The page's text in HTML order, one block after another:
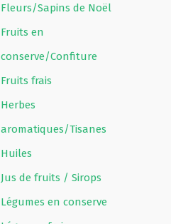
Fleurs/Sapins de Noël
Fruits en
conserve/Confiture
Fruits frais
Herbes
aromatiques/Tisanes
Huiles
Jus de fruits / Sirops
Légumes en conserve